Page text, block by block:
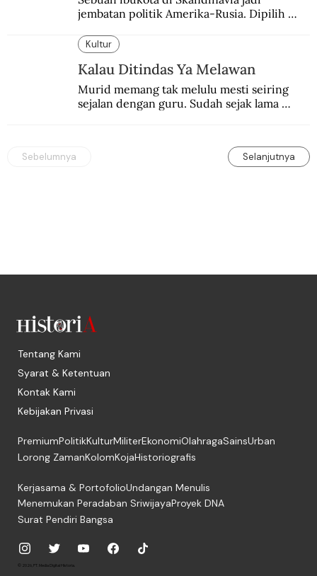
jembatan politik Amerika-Rusia. Dipilih
Kultur
Kalau Ditindas Ya Melawan
Murid memang tak melulu mesti seiring
sejalan dengan guru. Sudah sejak lama
Sebelumnya Selanjutnya
Tentang Kami
Syarat & Ketentuan
Kontak Kami
Kebijakan Privasi
PremiumPolitikKulturMiliterEkonomiOlahragaSainsUrban
Lorong ZamanKolomKojaHistoriografis
Kerjasama & PortofolioUndangan Menulis
Menemukan Peradaban SriwijayaProyek DNA
Surat Pendiri Bangsa
© 2026, PT. Media Digital Historia.